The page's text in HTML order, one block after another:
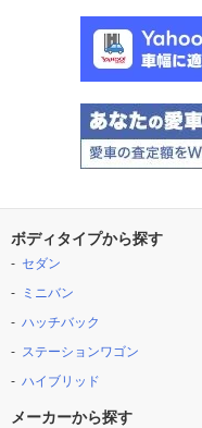
ボディタイプから探す
セダン
ミニバン
ハッチバック
ステーションワゴン
ハイブリッド
メーカーから探す